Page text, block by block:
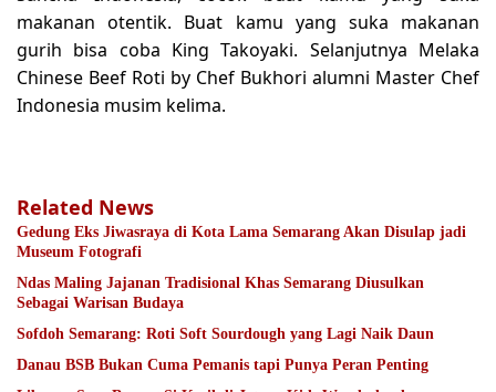
makanan otentik. Buat kamu yang suka makanan
gurih bisa coba King Takoyaki. Selanjutnya Melaka
Chinese Beef Roti by Chef Bukhori alumni Master Chef
Indonesia musim kelima.
Related News
Gedung Eks Jiwasraya di Kota Lama Semarang Akan Disulap jadi
Museum Fotografi
Ndas Maling Jajanan Tradisional Khas Semarang Diusulkan
Sebagai Warisan Budaya
Sofdoh Semarang: Roti Soft Sourdough yang Lagi Naik Daun
Danau BSB Bukan Cuma Pemanis tapi Punya Peran Penting